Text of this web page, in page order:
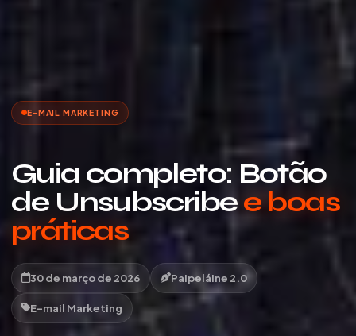
E-MAIL MARKETING
Guia completo: Botão
de Unsubscribee boas
práticas
30 de março de 2026 Paipeláine 2.0
E-mail Marketing